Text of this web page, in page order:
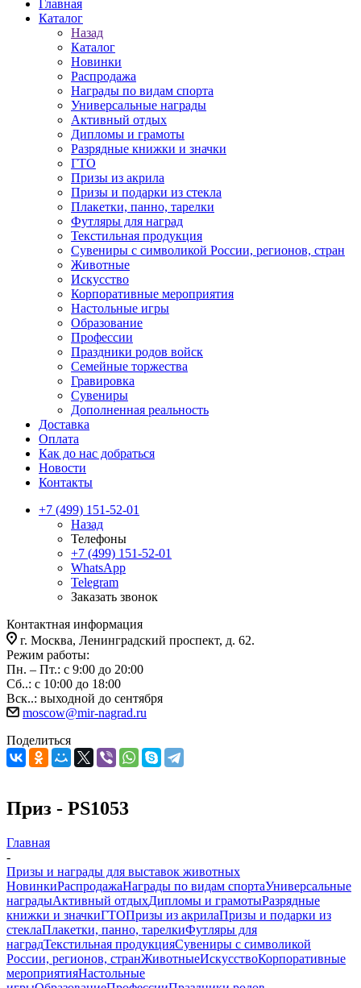
Главная
Каталог
Назад
Каталог
Новинки
Распродажа
Награды по видам спорта
Универсальные награды
Активный отдых
Дипломы и грамоты
Разрядные книжки и значки
ГТО
Призы из акрила
Призы и подарки из стекла
Плакетки, панно, тарелки
Футляры для наград
Текстильная продукция
Сувениры с символикой России, регионов, стран
Животные
Искусство
Корпоративные мероприятия
Настольные игры
Образование
Профессии
Праздники родов войск
Семейные торжества
Гравировка
Сувениры
Дополненная реальность
Доставка
Оплата
Как до нас добраться
Новости
Контакты
+7 (499) 151-52-01
Назад
Телефоны
+7 (499) 151-52-01
WhatsApp
Telegram
Заказать звонок
Контактная информация
г. Москва, Ленинградский проспект, д. 62.
Режим работы:
Пн. – Пт.: с 9:00 до 20:00
Сб..: с 10:00 до 18:00
Вск..: выходной до сентября
moscow@mir-nagrad.ru
Поделиться
Приз - PS1053
Главная
-
Призы и награды для выставок животных
НовинкиРаспродажаНаграды по видам спортаУниверсальные
наградыАктивный отдыхДипломы и грамотыРазрядные
книжки и значкиГТОПризы из акрилаПризы и подарки из
стеклаПлакетки, панно, тарелкиФутляры для
наградТекстильная продукцияСувениры с символикой
России, регионов, странЖивотныеИскусствоКорпоративные
мероприятияНастольные